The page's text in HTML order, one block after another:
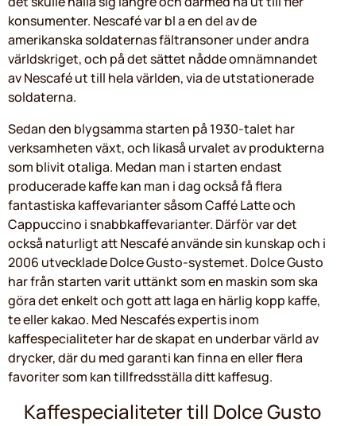
konsumenter. Nescafé var bl a en del av de
amerikanska soldaternas fältransoner under andra
världskriget, och på det sättet nådde omnämnandet
av Nescafé ut till hela världen, via de utstationerade
soldaterna.
Sedan den blygsamma starten på 1930-talet har
verksamheten växt, och likaså urvalet av produkterna
som blivit otaliga. Medan man i starten endast
producerade kaffe kan man i dag också få flera
fantastiska kaffevarianter såsom Caffé Latte och
Cappuccino i snabbkaffevarianter. Därför var det
också naturligt att Nescafé använde sin kunskap och i
2006 utvecklade Dolce Gusto-systemet. Dolce Gusto
har från starten varit uttänkt som en maskin som ska
göra det enkelt och gott att laga en härlig kopp kaffe,
te eller kakao. Med Nescafés expertis inom
kaffespecialiteter har de skapat en underbar värld av
drycker, där du med garanti kan finna en eller flera
favoriter som kan tillfredsställa ditt kaffesug.
Kaffespecialiteter till Dolce Gusto